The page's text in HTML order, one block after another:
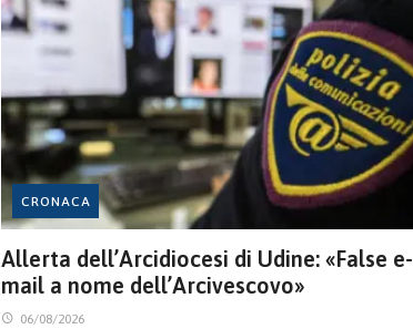
CRONACA
Allerta dell’Arcidiocesi di Udine: «False e-
mail a nome dell’Arcivescovo»
06/08/2026